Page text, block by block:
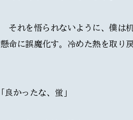
それを悟られないように、僕は
懸命に誤魔化す。冷めた熱を取り
｢良かったな、蛍｣